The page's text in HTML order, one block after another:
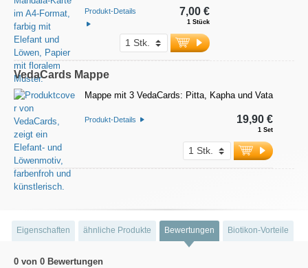
Produkt-Details
1 Stück
7,00 €
VedaCards Mappe
Mappe mit 3 VedaCards: Pitta, Kapha und Vata
Produkt-Details
1 Set
19,90 €
Eigenschaften ähnliche Produkte Bewertungen Biotikon-Vorteile
0 von 0 Bewertungen